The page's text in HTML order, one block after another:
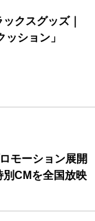
クスグッズ｜
ッション」
モーション展開
別CMを全国放映